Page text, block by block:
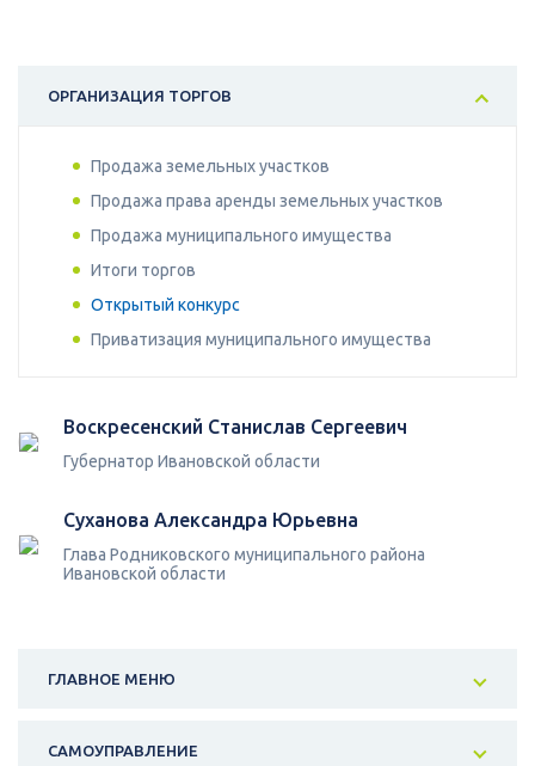
ОРГАНИЗАЦИЯ ТОРГОВ
Продажа земельных участков
Продажа права аренды земельных участков
Продажа муниципального имущества
Итоги торгов
Открытый конкурс
Приватизация муниципального имущества
Воскресенский Станислав Сергеевич
Губернатор Ивановской области
Суханова Александра Юрьевна
Глава Родниковского муниципального района
Ивановской области
ГЛАВНОЕ МЕНЮ
САМОУПРАВЛЕНИЕ